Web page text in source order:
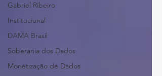
Gabriel Ribeiro
Institucional
DAMA Brasil
Soberania dos Dados
Monetização de Dados